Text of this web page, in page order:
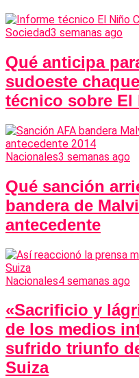
Sociedad3 semanas ago
Qué anticipa
sudoeste
técnico sobre El
Nacionales3 semanas ago
Qué sanción
bandera de
antecedente
Nacionales4 semanas ago
«Sacrificio y
de los medios
sufrido triunfo
Suiza